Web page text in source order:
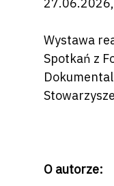
Wystawa
Spotkań z
O autorze: